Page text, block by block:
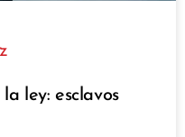
ley: esclavos